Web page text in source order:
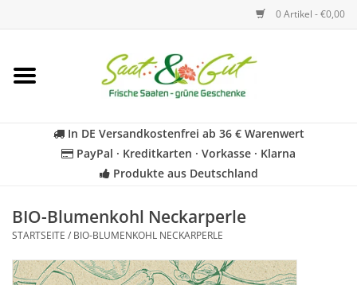
0 Artikel - €0,00
Startseite
Kräuter
In DE Versandkostenfrei ab 36 € Warenwert
PayPal · Kreditkarten · Vorkasse · Klarna
Produkte aus Deutschland
BIO-Blumenkohl Neckarperle
STARTSEITE / BIO-BLUMENKOHL NECKARPERLE